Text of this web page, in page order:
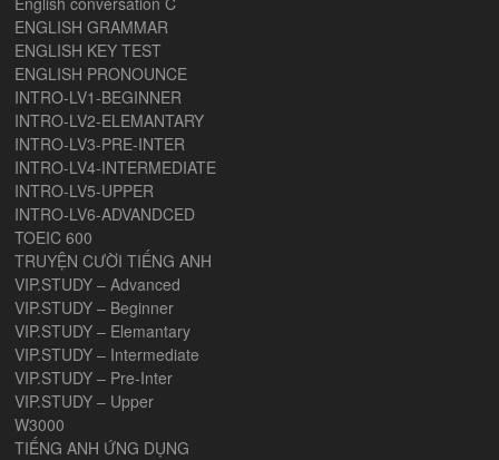
ENGLISH GRAMMAR
ENGLISH KEY TEST
ENGLISH PRONOUNCE
INTRO-LV1-BEGINNER
INTRO-LV2-ELEMANTARY
INTRO-LV3-PRE-INTER
INTRO-LV4-INTERMEDIATE
INTRO-LV5-UPPER
INTRO-LV6-ADVANDCED
TOEIC 600
TRUYỆN CƯỜI TIẾNG ANH
VIP.STUDY – Advanced
VIP.STUDY – Beginner
VIP.STUDY – Elemantary
VIP.STUDY – Intermediate
VIP.STUDY – Pre-Inter
VIP.STUDY – Upper
W3000
TIẾNG ANH ỨNG DỤNG